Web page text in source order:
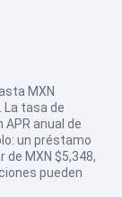
MXN
La tasa de
anual de
un préstamo
MXN $5,348,
pueden